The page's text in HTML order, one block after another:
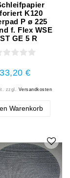
K120
P ø 225
f. Flex WSE
GE 5 R
33,20 €
zzgl. Versandkosten
Warenkorb